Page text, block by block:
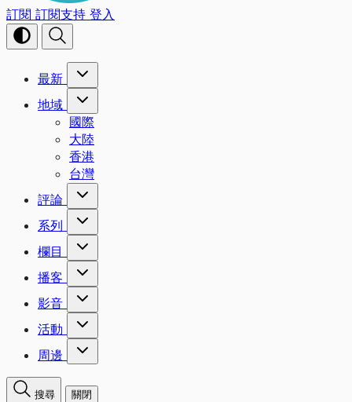
訂閱 訂閱支持 登入
最新
地域
國際
大陸
香港
台灣
評論
系列
欄目
播客
影音
活動
周邊
搜尋 關閉